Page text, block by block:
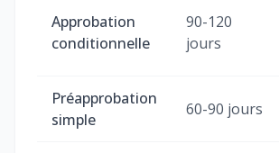
Approbation
conditionnelle
90-120
jours
Préapprobation
simple
60-90 jours